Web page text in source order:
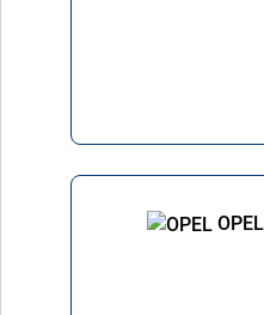
OPEL